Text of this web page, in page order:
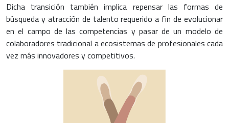
Dicha transición también implica repensar las formas de
búsqueda y atracción de talento requerido a fin de evolucionar
en el campo de las competencias y pasar de un modelo de
colaboradores tradicional a ecosistemas de profesionales cada
vez más innovadores y competitivos.